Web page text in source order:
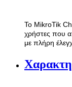
Το MikroTik
χρήστες που
με πλήρη